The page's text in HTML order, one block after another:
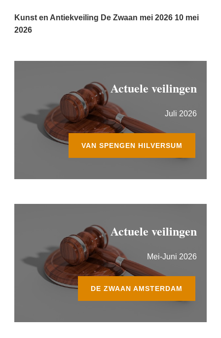
Kunst en Antiekveiling De Zwaan mei 2026 10 mei
2026
Actuele veilingen
Juli 2026
VAN SPENGEN HILVERSUM
Actuele veilingen
Mei-Juni 2026
DE ZWAAN AMSTERDAM